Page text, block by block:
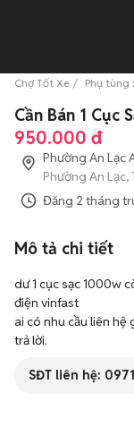
Chợ Tốt Xe Phụ tùng
Cần Bán 1 Cục
950.000 đ
Phường An Lạc
Phường An Lạc,
Đăng 2 tháng
Mô tả chi tiết
dư 1 cục sạc 1000w
điện vinfast
ai có nhu cầu liên
trả lời.
SĐT liên hệ: